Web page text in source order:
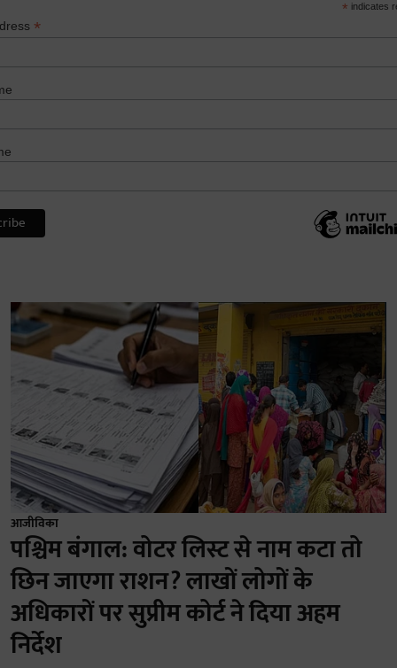
* indicates
*
आजीविका
पश्चिम बंगाल: वोटर लिस्ट से नाम कटा तो
छिन जाएगा राशन? लाखों लोगों के
अधिकारों पर सुप्रीम कोर्ट ने दिया अहम
निर्देश